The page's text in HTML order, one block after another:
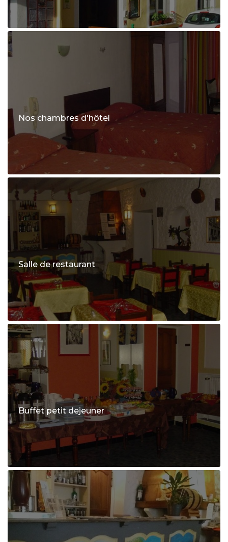
Nos chambres d'hôtel
Salle de restaurant
Buffet petit dejeuner